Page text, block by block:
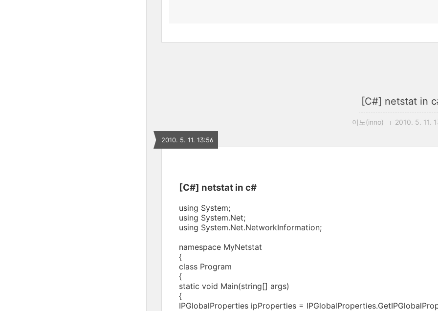
[C#] netstat in
이노(inno) 2010. 5. 11.
2010. 5. 11. 13:56
[C#] netstat in c#
using System;
using System.Net;
using System.Net.NetworkInformation;
namespace MyNetstat
{
class Program
{
static void Main(string[] args)
{
IPGlobalProperties ipProperties =